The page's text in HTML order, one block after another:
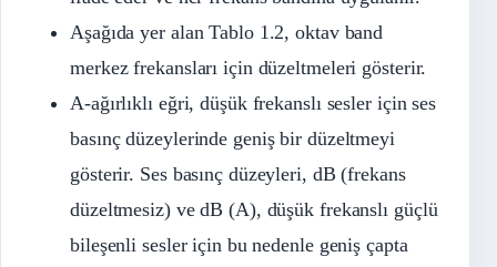
Aşağıda yer alan Tablo 1.2, oktav band
merkez frekansları için düzeltmeleri gösterir.
A-ağırlıklı eğri, düşük frekanslı sesler için ses
basınç düzeylerinde geniş bir düzeltmeyi
gösterir. Ses basınç düzeyleri, dB (frekans
düzeltmesiz) ve dB (A), düşük frekanslı güçlü
bileşenli sesler için bu nedenle geniş çapta